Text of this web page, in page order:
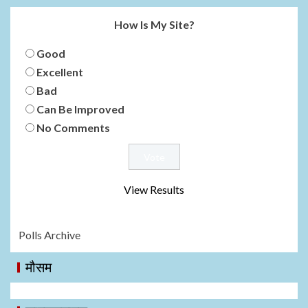
How Is My Site?
Good
Excellent
Bad
Can Be Improved
No Comments
View Results
Polls Archive
मौसम